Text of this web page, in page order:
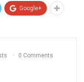
Google+
0 Comments